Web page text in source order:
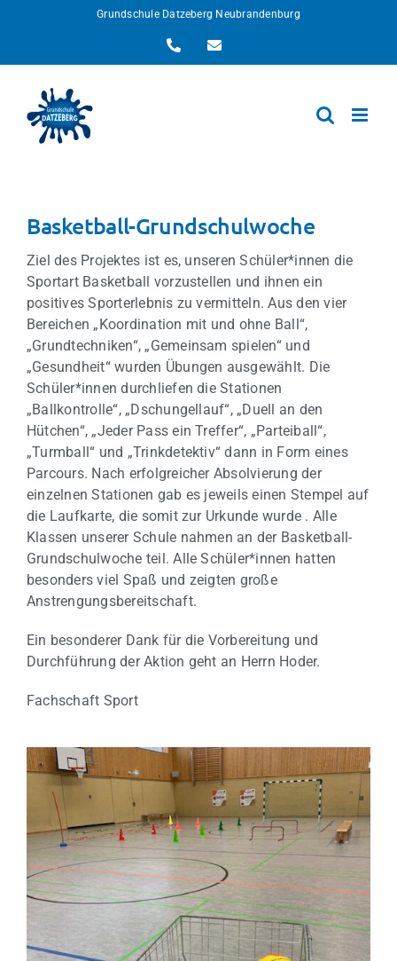
Grundschule Datzeberg Neubrandenburg
TelefonE-
Basketball-Grundschulwoche
Ziel des Projektes ist es, unseren Schüler*innen die
Sportart Basketball vorzustellen und ihnen ein
positives Sporterlebnis zu vermitteln. Aus den vier
Bereichen „Koordination mit und ohne Ball“,
„Grundtechniken“, „Gemeinsam spielen“ und
„Gesundheit“ wurden Übungen ausgewählt. Die
Schüler*innen durchliefen die Stationen
„Ballkontrolle“, „Dschungellauf“, „Duell an den
Hütchen“, „Jeder Pass ein Treffer“, „Parteiball“,
„Turmball“ und „Trinkdetektiv“ dann in Form eines
Parcours. Nach erfolgreicher Absolvierung der
einzelnen Stationen gab es jeweils einen Stempel auf
die Laufkarte, die somit zur Urkunde wurde . Alle
Klassen unserer Schule nahmen an der Basketball-
Grundschulwoche teil. Alle Schüler*innen hatten
besonders viel Spaß und zeigten große
Anstrengungsbereitschaft.
Ein besonderer Dank für die Vorbereitung und
Durchführung der Aktion geht an Herrn Hoder.
Fachschaft Sport